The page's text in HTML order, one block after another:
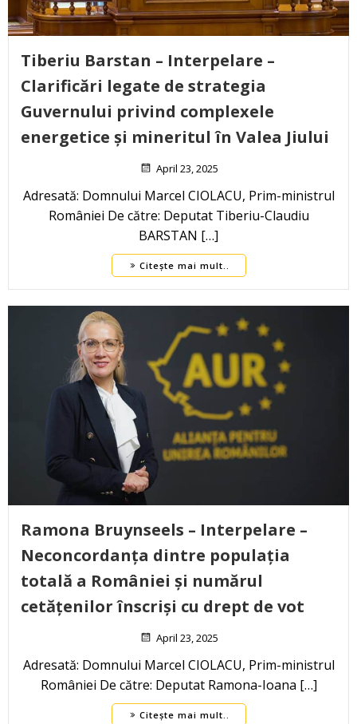
Tiberiu Barstan – Interpelare –
Clarificări legate de strategia
Guvernului privind complexele
energetice și mineritul în Valea Jiului
April 23, 2025
Adresată: Domnului Marcel CIOLACU, Prim-ministrul
României De către: Deputat Tiberiu-Claudiu
BARSTAN […]
Citește mai mult..
Ramona Bruynseels – Interpelare –
Neconcordanța dintre populația
totală a României și numărul
cetățenilor înscriși cu drept de vot
April 23, 2025
Adresată: Domnului Marcel CIOLACU, Prim-ministrul
României De către: Deputat Ramona-Ioana […]
Citește mai mult..